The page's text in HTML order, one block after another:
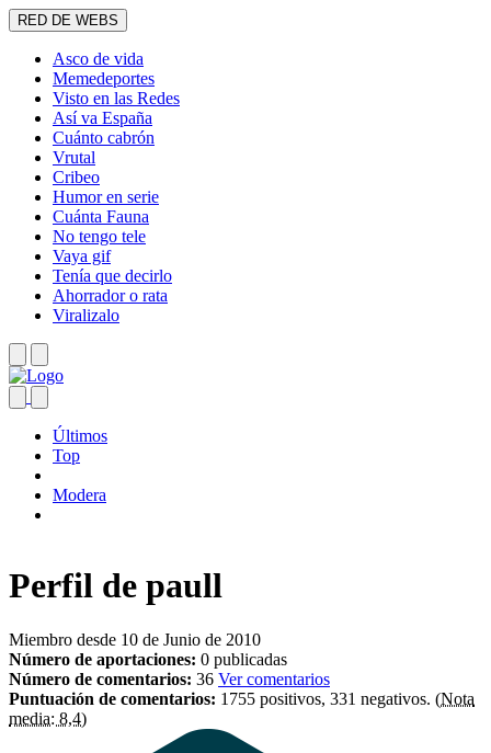
RED DE WEBS
Asco de vida
Memedeportes
Visto en las Redes
Así va España
Cuánto cabrón
Vrutal
Cribeo
Humor en serie
Cuánta Fauna
No tengo tele
Vaya gif
Tenía que decirlo
Ahorrador o rata
Viralizalo
Últimos
Top
Modera
Perfil de paull
Miembro desde 10 de Junio de 2010
Número de aportaciones: 0 publicadas
Número de comentarios: 36 Ver comentarios
Puntuación de comentarios: 1755 positivos, 331 negativos. (Nota
media: 8,4)